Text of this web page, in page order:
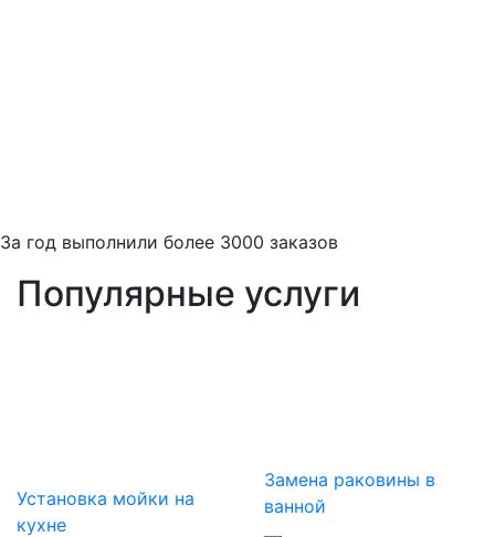
За год выполнили более 3000 заказов
Популярные услуги
Установка мойки на
кухне
Замена раковины в
ванной